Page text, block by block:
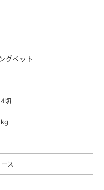
ズ本舗
グペット
切
ス